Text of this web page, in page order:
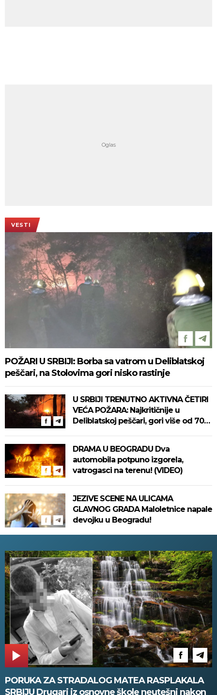
VESTI
POŽARI U SRBIJI: Borba sa vatrom u Deliblatskoj
peščari, na Stolovima gori nisko rastinje
U SRBIJI TRENUTNO AKTIVNA ČETIRI
VEĆA POŽARA: Najkritičnije u
Deliblatskoj peščari, gori više od 700
DRAMA U BEOGRADU Dva
automobila potpuno izgorela,
vatrogasci na terenu! (VIDEO)
JEZIVE SCENE NA ULICAMA
GLAVNOG GRADA Maloletnice napale
devojku u Beogradu!
PORUKA ZA STRADALOG MATEA RASPLAKALA
SRBIJU Drugari iz osnovne škole neutešni nakon